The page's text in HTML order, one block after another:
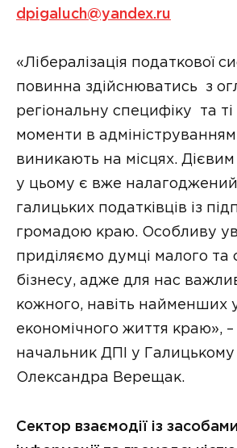
dpigaluch@yandex.ru
«Лібералізація податкової
повинна здійснюватись з
регіональну специфіку та
моменти в
виникають на місцях.
у цьому є вже налагоджений
галицьких податківців із
громадою краю. Особливу
приділяємо думці малого та
бізнесу, адже для нас
кожного, навіть найменших
економічного життя краю», –
начальник ДПІ у Галицькому
Олександра Верещак.
Сектор взаємодії із